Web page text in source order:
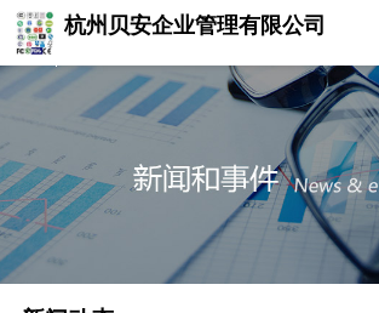
杭州贝安企业管理有限公司
商品售后服务评价体系
认证
ISO9001认证
ISO14001认证
CCC认证